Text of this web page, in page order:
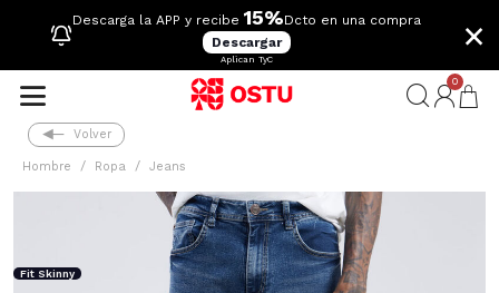
Descarga la APP y recibe 15%Dcto en una compra
Descargar
Aplican TyC
×
0
Volver
Hombre Ropa Jeans
Fit Skinny